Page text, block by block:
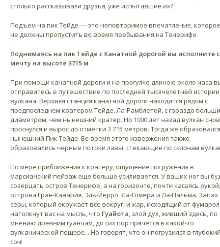
Тейде приблизительно находится в часе езды на машине от
Ла-Лагуна: 55 км
Пуэрто-де-ла-Крус: 45 км
Лос-Гигантес: 52 км
Лос-Кристианос: 47 км
столько рассказывали друзья, уже испытавшие их?
Подъем на пик Тейде — это неповторимое впечатление,
не должны пропустить во время пребывания на Тенерифе.
Поднимаясь на пик Тейде с Канатной дорогой вы исполните
мечту на высоте 3715 м.
При помощи канатной дороги и на прогулке длиною около часа
отправитесь в путешествие по последней тысячелетней истории
вулкана. Верхняя станция канатной дороги находится рядом с
предпоследнем кратером Тейде, Ла-Рамблетой, с гораздо
диаметром, чем нынешний кратер. Но 1000 лет назад вулкан
проснулся и вырос до отметки 3 715 метров. Тогда же образовался
нынешний Пик Тейде. Во время этого извержения также
образовались черные потоки лавы, стекающие по склонам
По мере приближения к кратеру, ощущение погружения в
марсианский пейзаж еще больше усиливается. У ваших ног вы
созерцать остров Тенерифе, а на горизонте, почти касаясь
острова Гран-Канария, Эль-Йерро, Ла-Гомера и Ла-Пальма. Запах
серы, который окружает все вокруг, и жар, исходящий от
натолкнут вас на мысль, что Гуайота, злой дух, живший здесь, по
мнению древним гуанчам, до сих пор прячется в какой-то
вулканической пещере... Но говорят, что он погрузился в
сон!